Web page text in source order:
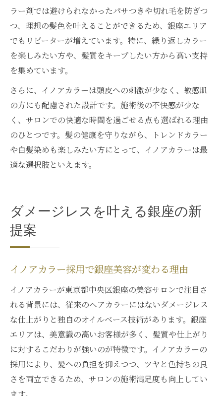
ラー剤では避けられなかったパサつきや切れ毛を防ぎつ
つ、理想の髪色を叶えることができるため、銀座エリア
でもリピーターが増えています。特に、繰り返しカラー
を楽しみたい方や、髪質をキープしたい方から高い支持
を集めています。
さらに、イノアカラーは頭皮への刺激が少なく、敏感肌
の方にも配慮された設計です。施術後の不快感が少な
く、サロンでの快適な時間を過ごせる点も選ばれる理由
のひとつです。髪の健康を守りながら、トレンドカラー
や白髪染めも楽しみたい方にとって、イノアカラーは最
適な選択肢といえます。
ダメージレスを叶える銀座の新
提案
イノアカラー採用で銀座美容が変わる理由
イノアカラーが東京都中央区銀座の美容サロンで注目さ
れる背景には、従来のヘアカラーにはないダメージレス
な仕上がりと独自のオイルベース技術があります。銀座
エリアは、美意識の高いお客様が多く、髪質や仕上がり
に対するこだわりが強いのが特徴です。イノアカラーの
採用により、髪への負担を抑えつつ、ツヤと色持ちの良
さを両立できるため、サロンの施術満足度も向上してい